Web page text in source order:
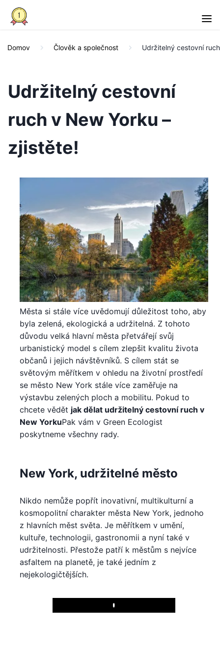
Domov Člověk a společnost Udržitelný cestovní
Udržitelný cestovní
ruch v New Yorku –
zjistěte!
Města si stále více uvědomují důležitost toho, aby
byla zelená, ekologická a udržitelná. Z tohoto
důvodu velká hlavní města přetvářejí svůj
urbanistický model s cílem zlepšit kvalitu života
občanů i jejich návštěvníků. S cílem stát se
světovým měřítkem v ohledu na životní prostředí
se město New York stále více zaměřuje na
výstavbu zelených ploch a mobilitu. Pokud to
chcete vědět jak dělat udržitelný cestovní ruch v
New YorkuPak vám v Green Ecologist
poskytneme všechny rady.
New York, udržitelné město
Nikdo nemůže popřít inovativní, multikulturní a
kosmopolitní charakter města New York, jednoho
z hlavních měst světa. Je měřítkem v umění,
kultuře, technologii, gastronomii a nyní také v
udržitelnosti. Přestože patří k městům s nejvíce
asfaltem na planetě, je také jedním z
nejekologičtějších.
Play